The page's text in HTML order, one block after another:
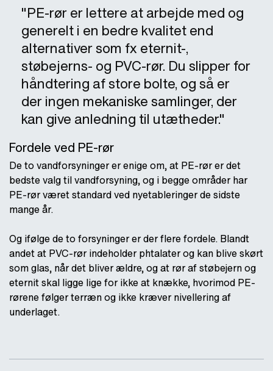
"PE-rør er lettere at arbejde med og
generelt i en bedre kvalitet end
alternativer som fx eternit-,
støbejerns- og PVC-rør. Du slipper for
håndtering af store bolte, og så er
der ingen mekaniske samlinger, der
kan give anledning til utætheder."
Fordele ved PE-rør
De to vandforsyninger er enige om, at PE-rør er det
bedste valg til vandforsyning, og i begge områder har
PE-rør været standard ved nyetableringer de sidste
mange år.
Og ifølge de to forsyninger er der flere fordele. Blandt
andet at PVC-rør indeholder phtalater og kan blive skørt
som glas, når det bliver ældre, og at rør af støbejern og
eternit skal ligge lige for ikke at knække, hvorimod PE-
rørene følger terræn og ikke kræver nivellering af
underlaget.